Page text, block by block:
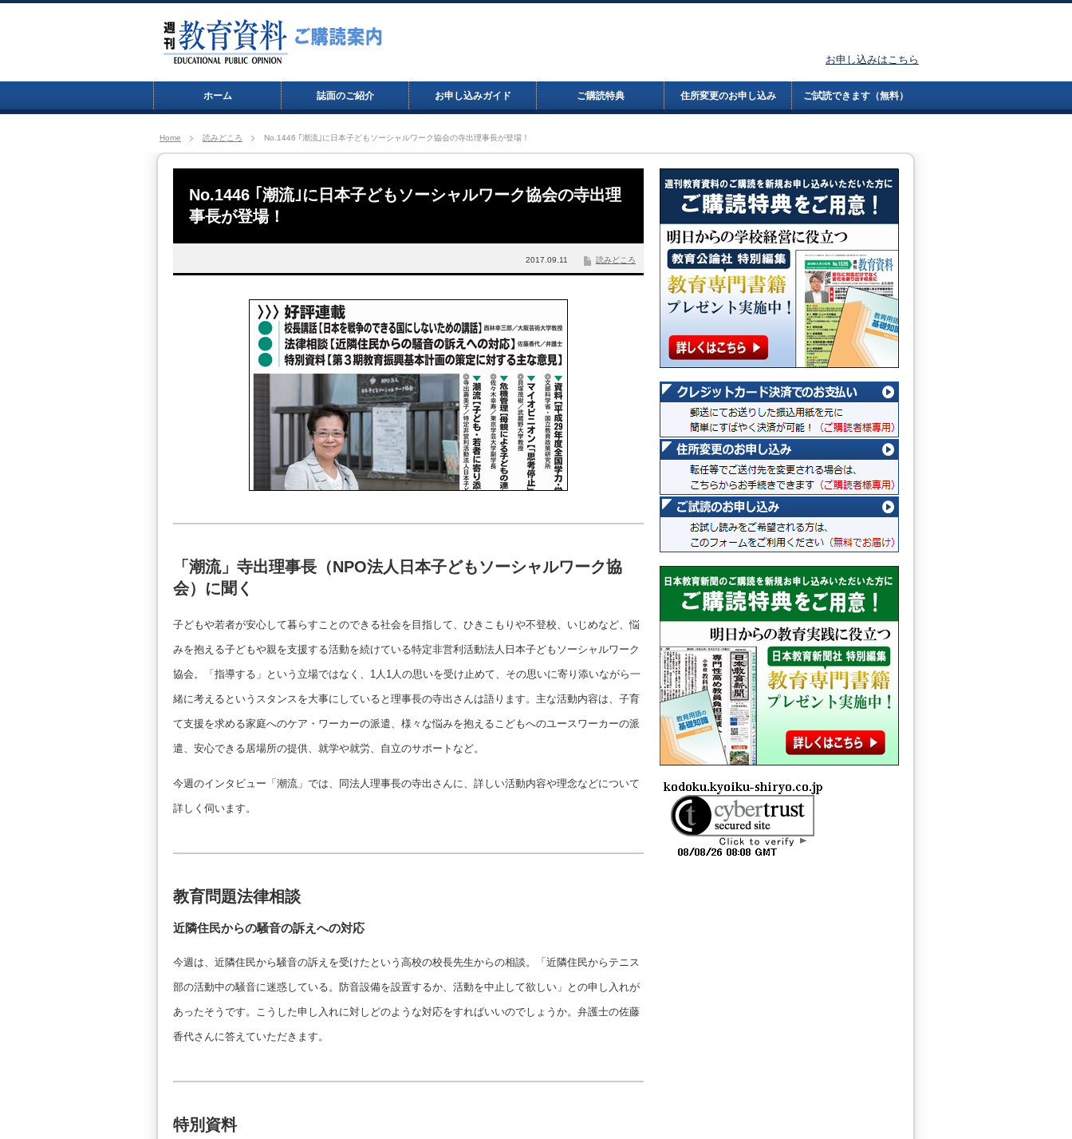
ホーム 誌面のご紹介 お申し込みガイド ご購読特典 住所変更のお申し込み ご試読できます（無料）
お申し込みはこちら
Home 読みどころ No.1446 ｢潮流｣に日本子どもソーシャルワーク協会の寺出理事長が登場！
No.1446 ｢潮流｣に日本子どもソーシャルワーク協会の寺出理
事長が登場！
読みどころ
2017.09.11
「潮流」寺出理事長（NPO法人日本子どもソーシャルワーク協
会）に聞く
子どもや若者が安心して暮らすことのできる社会を目指して、ひきこもりや不登校、いじめなど、悩
みを抱える子どもや親を支援する活動を続けている特定非営利活動法人日本子どもソーシャルワーク
協会。「指導する」という立場ではなく、1人1人の思いを受け止めて、その思いに寄り添いながら一
緒に考えるというスタンスを大事にしていると理事長の寺出さんは語ります。主な活動内容は、子育
て支援を求める家庭へのケア・ワーカーの派遣、様々な悩みを抱えるこどもへのユースワーカーの派
遣、安心できる居場所の提供、就学や就労、自立のサポートなど。
今週のインタビュー「潮流」では、同法人理事長の寺出さんに、詳しい活動内容や理念などについて
詳しく伺います。
教育問題法律相談
近隣住民からの騒音の訴えへの対応
今週は、近隣住民から騒音の訴えを受けたという高校の校長先生からの相談。「近隣住民からテニス
部の活動中の騒音に迷惑している。防音設備を設置するか、活動を中止して欲しい」との申し入れが
あったそうです。こうした申し入れに対しどのような対応をすればいいのでしょうか。弁護士の佐藤
香代さんに答えていただきます。
特別資料